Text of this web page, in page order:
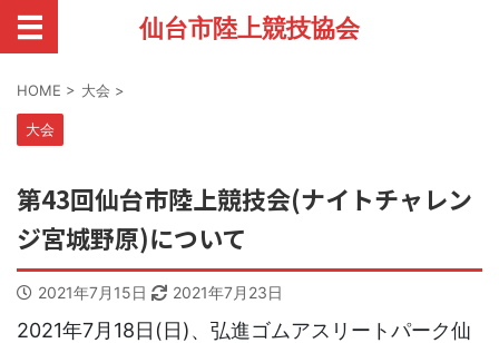
仙台市陸上競技協会
HOME > 大会 >
大会
第43回仙台市陸上競技会(ナイトチャレン
ジ宮城野原)について
2021年7月15日 2021年7月23日
2021年7月18日(日)、弘進ゴムアスリートパーク仙